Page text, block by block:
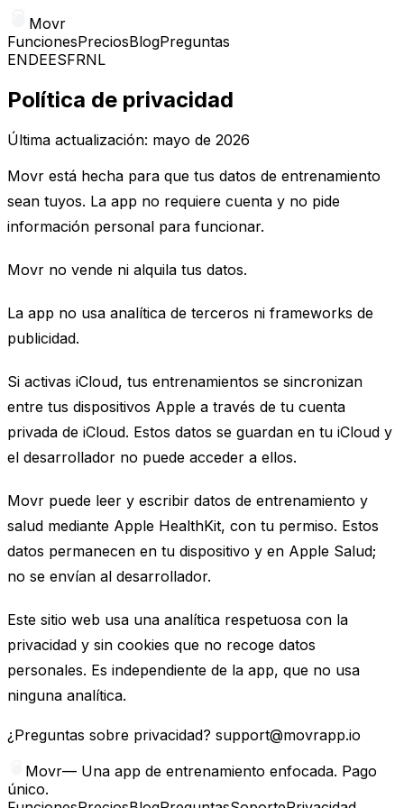
Movr
FuncionesPreciosBlogPreguntas
ENDEESFRNL
Política de privacidad
Última actualización: mayo de 2026
Movr está hecha para que tus datos de entrenamiento
sean tuyos. La app no requiere cuenta y no pide
información personal para funcionar.
Movr no vende ni alquila tus datos.
La app no usa analítica de terceros ni frameworks de
publicidad.
Si activas iCloud, tus entrenamientos se sincronizan
entre tus dispositivos Apple a través de tu cuenta
privada de iCloud. Estos datos se guardan en tu iCloud y
el desarrollador no puede acceder a ellos.
Movr puede leer y escribir datos de entrenamiento y
salud mediante Apple HealthKit, con tu permiso. Estos
datos permanecen en tu dispositivo y en Apple Salud;
no se envían al desarrollador.
Este sitio web usa una analítica respetuosa con la
privacidad y sin cookies que no recoge datos
personales. Es independiente de la app, que no usa
ninguna analítica.
¿Preguntas sobre privacidad? support@movrapp.io
Movr— Una app de entrenamiento enfocada. Pago
único.